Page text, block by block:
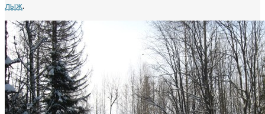
лыж.